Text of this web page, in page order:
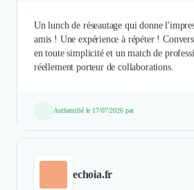
Un lunch de réseautage qui donne
amis ! Une expérience à répéter !
en toute simplicité et un match de
réellement porteur de collaborations.
Authentifié le 17/07/2026 par
echoia.fr